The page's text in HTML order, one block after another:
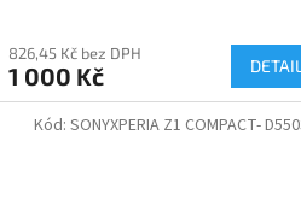
826,45 Kč bez DPH
1 000 Kč DETAIL
Kód: SONYXPERIA Z1 COMPACT-